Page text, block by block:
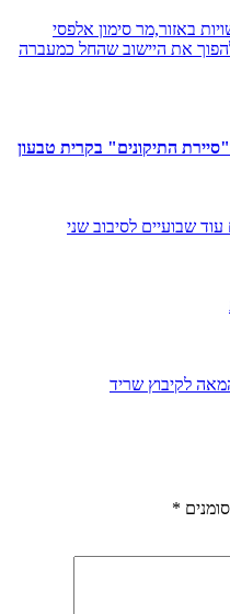
באזור,מר סימון אלפסי
את היישוב שהחל כמעברה
התיקונים" בקרית טבעון
עוד שבועיים לסיבוב שני
לקיבוץ שריד
*